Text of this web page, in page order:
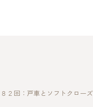
２回：戸車とソフトクロー